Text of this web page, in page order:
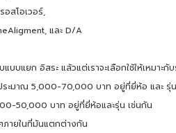
สโอเวอร์,
และ D/A
บแยก อิสระ แล้วแต่เราจะเลือกใช้ให้เหมาะกั
ระมาณ 5,000-70,000 บาท อยู่ที่ยี่ห้อ และ รุ่น
50,000 บาท อยู่ที่ยี่ห้อและรุ่น เช่นกัน
ภายในที่มันแตกต่างกัน